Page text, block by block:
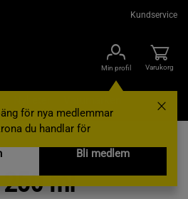
Kundservice
Min profil
för nya medlemmar
du handlar för
Bli medlem
Varukorg
ml